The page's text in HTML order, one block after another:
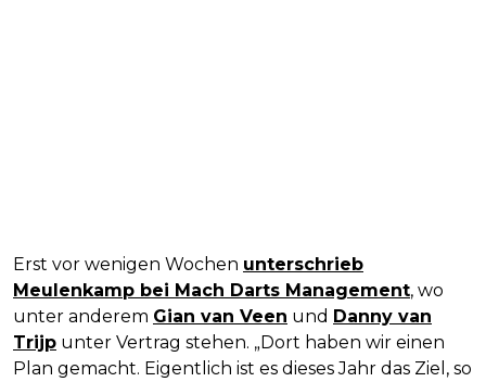
Erst vor wenigen Wochen unterschrieb
Meulenkamp bei Mach Darts Management, wo
unter anderem Gian van Veen und Danny van
Trijp unter Vertrag stehen. „Dort haben wir einen
Plan gemacht. Eigentlich ist es dieses Jahr das Ziel, so